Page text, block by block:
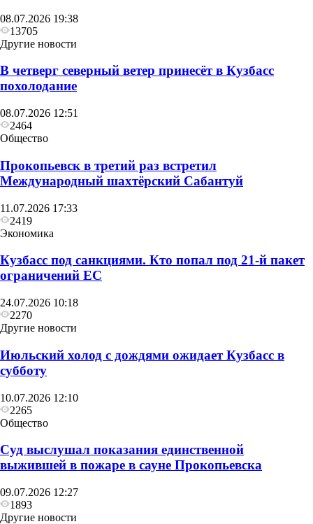
Общество
Уполномоченный по правам человека в Кузбассе
посетил следственных изолятор Прокопьевска
08.07.2026 19:38
13705
Другие новости
В четверг северный ветер принесёт в Кузбасс
похолодание
08.07.2026 12:51
2464
Общество
Прокопьевск в третий раз встретил
Международный шахтёрский Сабантуй
11.07.2026 17:33
2419
Экономика
Кузбасс под санкциями. Кто попал под 21‑й пакет
ограничений ЕС
24.07.2026 10:18
2270
Другие новости
Июльский холод с дождями ожидает Кузбасс в
субботу
10.07.2026 12:10
2265
Общество
Суд выслушал показания единственной
выжившей в пожаре в сауне Прокопьевска
09.07.2026 12:27
1893
Другие новости